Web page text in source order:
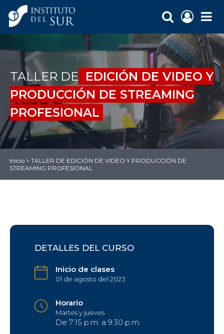
TALLER DE EDICIÓN DE VIDEO Y
PRODUCCIÓN DE STREAMING
PROFESIONAL
Inicio > TALLER DE EDICIÓN DE VIDEO Y PRODUCCIÓN DE
STREAMING PROFESIONAL
DETALLES DEL CURSO
Inicio de clases
01 de agosto del 2023
Horario
Martes y jueves
De 7:15 p.m. a 9:30 p.m.